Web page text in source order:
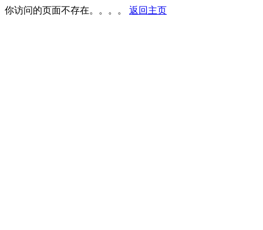
你访问的页面不存在。。。。 返回主页